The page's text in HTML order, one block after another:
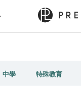
中學 特殊教育